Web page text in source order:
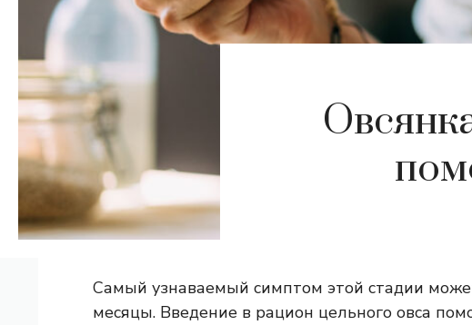
Самый узнаваемый симптом этой стадии
месяцы. Введение в рацион цельного овса